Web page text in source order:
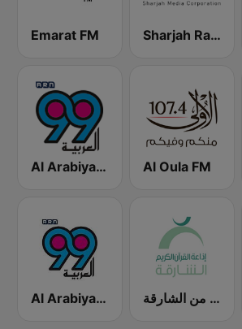
Emarat FM Sharjah Radio
Al Arabiya 99 Al Oula FM
Al Arabiya 99 (العربية ٩٩) إذاعة القران الكريم من الشارقة Holy Quran Radio from Sharjah